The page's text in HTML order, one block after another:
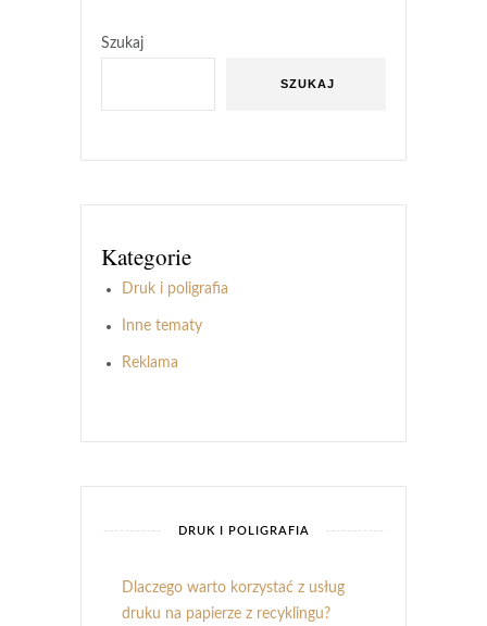
Szukaj
SZUKAJ
Kategorie
Druk i poligrafia
Inne tematy
Reklama
DRUK I POLIGRAFIA
Dlaczego warto korzystać z usług
druku na papierze z recyklingu?